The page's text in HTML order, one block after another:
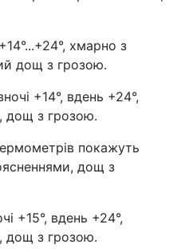
хмарно з
дощ з грозою.
+14°, вдень +24°,
дощ з грозою.
покажуть
дощ з
+15°, вдень +24°,
дощ з грозою.